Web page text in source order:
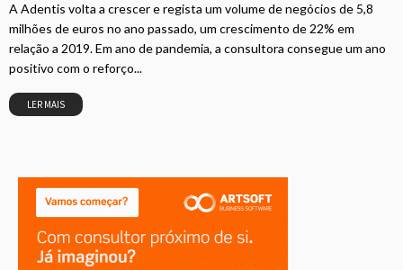
A Adentis volta a crescer e regista um volume de negócios de 5,8
milhões de euros no ano passado, um crescimento de 22% em
relação a 2019. Em ano de pandemia, a consultora consegue um ano
positivo com o reforço...
LER MAIS